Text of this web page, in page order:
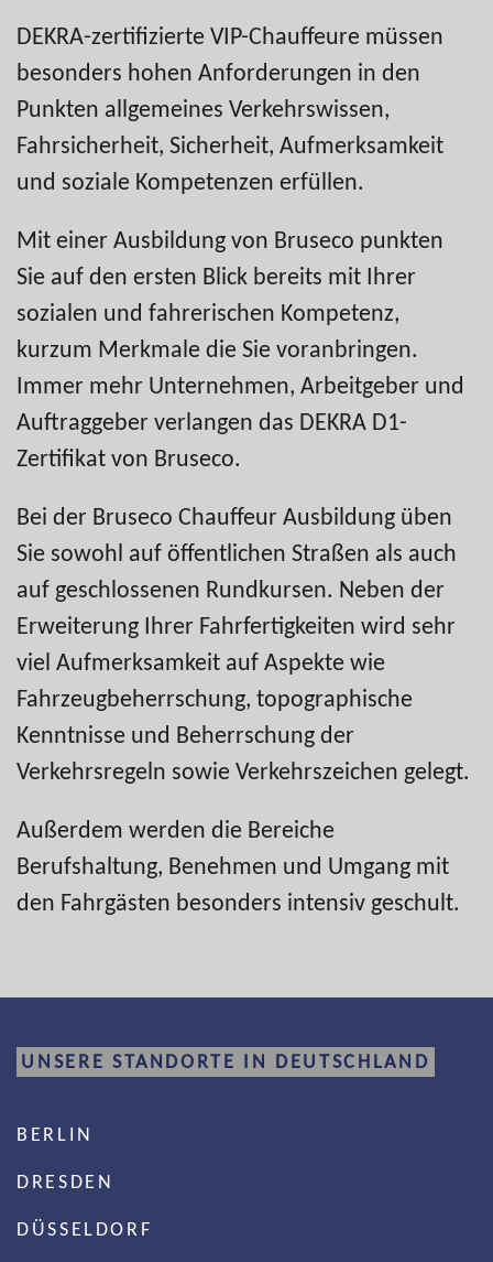
DEKRA-zertifizierte VIP-Chauffeure müssen
besonders hohen Anforderungen in den
Punkten allgemeines Verkehrswissen,
Fahrsicherheit, Sicherheit, Aufmerksamkeit
und soziale Kompetenzen erfüllen.
Mit einer Ausbildung von Bruseco punkten
Sie auf den ersten Blick bereits mit Ihrer
sozialen und fahrerischen Kompetenz,
kurzum Merkmale die Sie voranbringen.
Immer mehr Unternehmen, Arbeitgeber und
Auftraggeber verlangen das DEKRA D1-
Zertifikat von Bruseco.
Bei der Bruseco Chauffeur Ausbildung üben
Sie sowohl auf öffentlichen Straßen als auch
auf geschlossenen Rundkursen. Neben der
Erweiterung Ihrer Fahrfertigkeiten wird sehr
viel Aufmerksamkeit auf Aspekte wie
Fahrzeugbeherrschung, topographische
Kenntnisse und Beherrschung der
Verkehrsregeln sowie Verkehrszeichen gelegt.
Außerdem werden die Bereiche
Berufshaltung, Benehmen und Umgang mit
den Fahrgästen besonders intensiv geschult.
UNSERE STANDORTE IN DEUTSCHLAND
BERLIN
DRESDEN
DÜSSELDORF